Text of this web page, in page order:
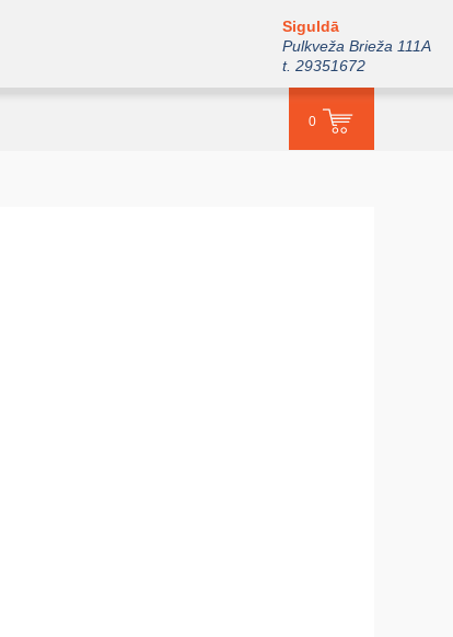
Siguldā
Pulkveža Brieža 111A
t. 29351672
0